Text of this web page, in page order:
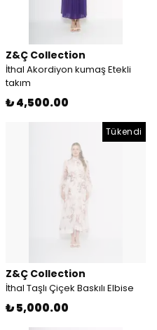
Z&Ç Collection
İthal Akordiyon kumaş Etekli
takım
₺ 4,500.00
Tükendi
Z&Ç Collection
İthal Taşlı Çiçek Baskılı Elbise
₺ 5,000.00